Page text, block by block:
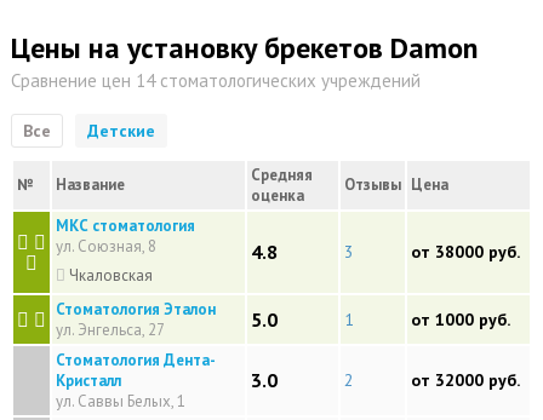
Цены на установку брекетов Damon
Сравнение цен 14 стоматологических учреждений
Все Детские
№ Название
Средняя
оценка
Отзывы Цена
МКС стоматология
ул. Союзная, 8
Чкаловская
4.8 3 от 38000 руб.
Стоматология Эталон
ул. Энгельса, 27
5.0 1 от 1000 руб.
Стоматология Дента-
Кристалл
ул. Саввы Белых, 1
3.0 2 от 32000 руб.